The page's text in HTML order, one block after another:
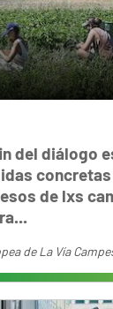
del diálogo
de lxs
de La Vía